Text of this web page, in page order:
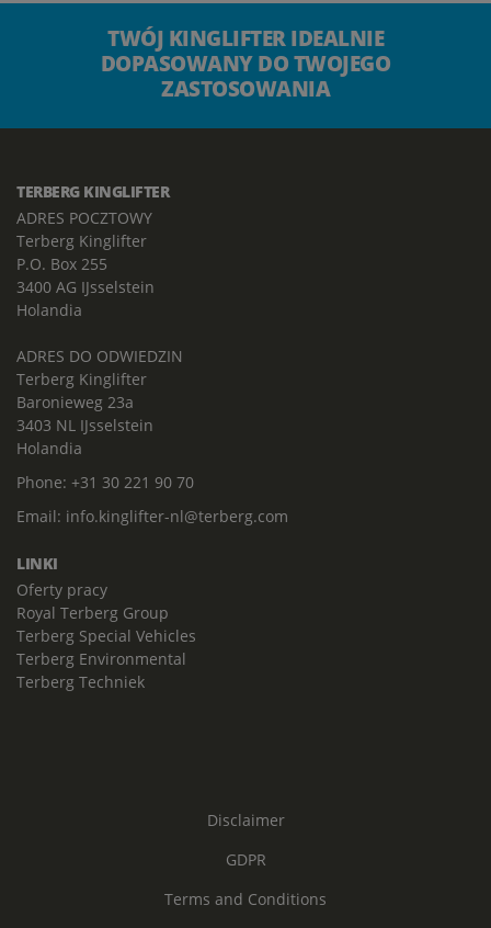
TWÓJ KINGLIFTER IDEALNIE
DOPASOWANY DO TWOJEGO
ZASTOSOWANIA
TERBERG KINGLIFTER
ADRES POCZTOWY
Terberg Kinglifter
P.O. Box 255
3400 AG IJsselstein
Holandia
ADRES DO ODWIEDZIN
Terberg Kinglifter
Baronieweg 23a
3403 NL IJsselstein
Holandia
Phone: +31 30 221 90 70
Email: info.kinglifter-nl@terberg.com
LINKI
Oferty pracy
Royal Terberg Group
Terberg Special Vehicles
Terberg Environmental
Terberg Techniek
Disclaimer
GDPR
Terms and Conditions